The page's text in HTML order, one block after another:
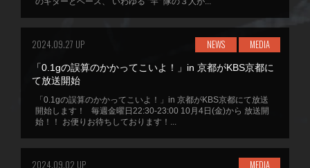
2024.09.27 UP NEWS MEDIA
「0.1gの誤算のかかってこいよ！」in 京都がKBS京都に
て放送開始
「0.1gの誤算のかかってこいよ！」in 京都がKBS京都にて放送
開始します！ 毎週金曜日22:30-23:00 10月4日(金)から 放送開
始！！ お便りお待ちしております！...
2024.09.02 UP MEDIA